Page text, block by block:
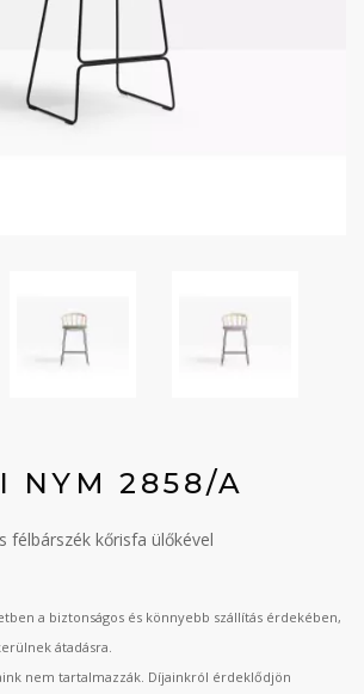
NYM 2858/A
félbárszék kőrisfa ülőkével
a biztonságos és könnyebb szállítás érdekében,
átadásra.
nem tartalmazzák. Díjainkról érdeklődjön